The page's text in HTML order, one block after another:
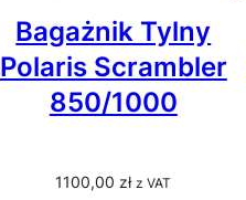
Bagażnik Tylny
Polaris Scrambler
850/1000
1100,00 zł z VAT